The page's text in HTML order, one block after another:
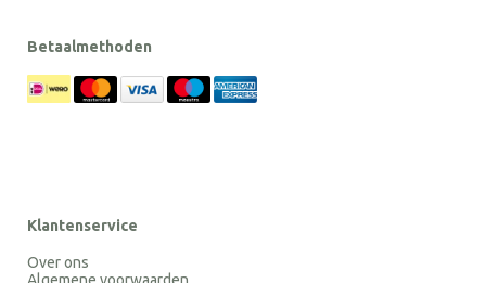
Betaalmethoden
Klantenservice
Over ons